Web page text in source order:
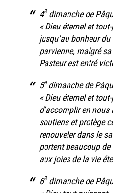
4edimanche de
« Dieu éternel et
jusqu’au bonheur
parvienne, malgré
Pasteur est entré
5edimanche de
« Dieu éternel et
d’accomplir en nous
soutiens et protège
renouveler dans le
portent beaucoup
aux joies de la vie
6edimanche de